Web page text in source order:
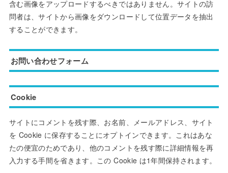
含む画像をアップロードするべきではありません。サイトの訪
問者は、サイトから画像をダウンロードして位置データを抽出
することができます。
お問い合わせフォーム
Cookie
サイトにコメントを残す際、お名前、メールアドレス、サイト
を Cookie に保存することにオプトインできます。これはあな
たの便宜のためであり、他のコメントを残す際に詳細情報を再
入力する手間を省きます。この Cookie は1年間保持されます。